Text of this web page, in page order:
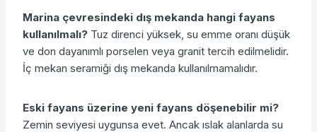
Marina çevresindeki dış mekanda hangi fayans
kullanılmalı? Tuz direnci yüksek, su emme oranı düşük
ve don dayanımlı porselen veya granit tercih edilmelidir.
İç mekan seramiği dış mekanda kullanılmamalıdır.
Eski fayans üzerine yeni fayans döşenebilir mi?
Zemin seviyesi uygunsa evet. Ancak ıslak alanlarda su